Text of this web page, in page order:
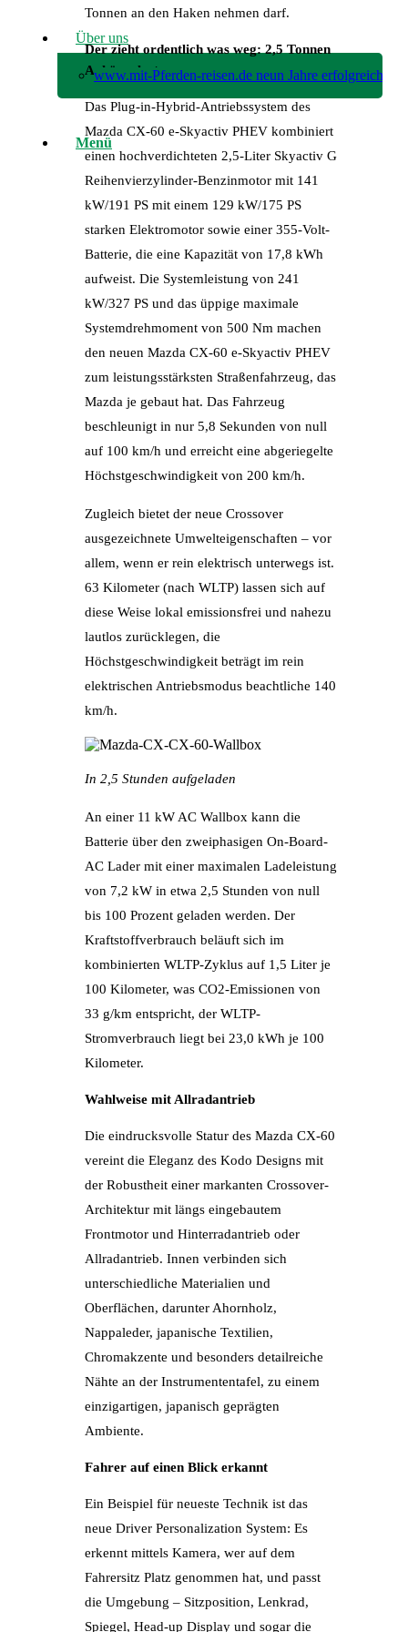
Über uns
www.mit-Pferden-reisen.de neun Jahre erfolgreich!
Menü
Tonnen an den Haken nehmen darf.
Der zieht ordentlich was weg: 2,5 Tonnen
Anhängelast
Das Plug-in-Hybrid-Antriebssystem des
Mazda CX-60 e-Skyactiv PHEV kombiniert
einen hochverdichteten 2,5-Liter Skyactiv G
Reihenvierzylinder-Benzinmotor mit 141
kW/191 PS mit einem 129 kW/175 PS
starken Elektromotor sowie einer 355-Volt-
Batterie, die eine Kapazität von 17,8 kWh
aufweist. Die Systemleistung von 241
kW/327 PS und das üppige maximale
Systemdrehmoment von 500 Nm machen
den neuen Mazda CX-60 e-Skyactiv PHEV
zum leistungsstärksten Straßenfahrzeug, das
Mazda je gebaut hat. Das Fahrzeug
beschleunigt in nur 5,8 Sekunden von null
auf 100 km/h und erreicht eine abgeriegelte
Höchstgeschwindigkeit von 200 km/h.
Zugleich bietet der neue Crossover
ausgezeichnete Umwelteigenschaften – vor
allem, wenn er rein elektrisch unterwegs ist.
63 Kilometer (nach WLTP) lassen sich auf
diese Weise lokal emissionsfrei und nahezu
lautlos zurücklegen, die
Höchstgeschwindigkeit beträgt im rein
elektrischen Antriebsmodus beachtliche 140
km/h.
In 2,5 Stunden aufgeladen
An einer 11 kW AC Wallbox kann die
Batterie über den zweiphasigen On-Board-
AC Lader mit einer maximalen Ladeleistung
von 7,2 kW in etwa 2,5 Stunden von null
bis 100 Prozent geladen werden. Der
Kraftstoffverbrauch beläuft sich im
kombinierten WLTP-Zyklus auf 1,5 Liter je
100 Kilometer, was CO2-Emissionen von
33 g/km entspricht, der WLTP-
Stromverbrauch liegt bei 23,0 kWh je 100
Kilometer.
Wahlweise mit Allradantrieb
Die eindrucksvolle Statur des Mazda CX-60
vereint die Eleganz des Kodo Designs mit
der Robustheit einer markanten Crossover-
Architektur mit längs eingebautem
Frontmotor und Hinterradantrieb oder
Allradantrieb. Innen verbinden sich
unterschiedliche Materialien und
Oberflächen, darunter Ahornholz,
Nappaleder, japanische Textilien,
Chromakzente und besonders detailreiche
Nähte an der Instrumententafel, zu einem
einzigartigen, japanisch geprägten
Ambiente.
Fahrer auf einen Blick erkannt
Ein Beispiel für neueste Technik ist das
neue Driver Personalization System: Es
erkennt mittels Kamera, wer auf dem
Fahrersitz Platz genommen hat, und passt
die Umgebung – Sitzposition, Lenkrad,
Spiegel, Head-up Display und sogar die